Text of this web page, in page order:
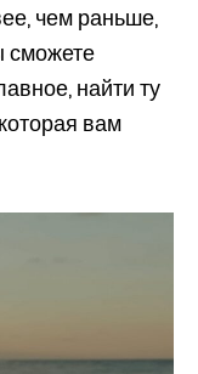
чем раньше,
сможете
найти ту
вам